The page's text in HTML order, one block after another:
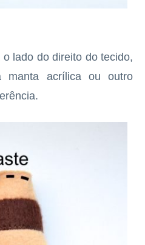
lado do direito do tecido,
acrílica ou outro